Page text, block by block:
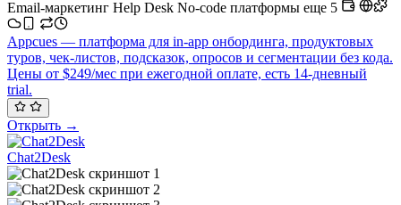
Email-маркетинг Help Desk No-code платформы еще 5
Appcues — платформа для in-app онбординга, продуктовых
туров, чек-листов, подсказок, опросов и сегментации без кода.
Цены от $249/мес при ежегодной оплате, есть 14-дневный
trial.
Открыть →
Chat2Desk